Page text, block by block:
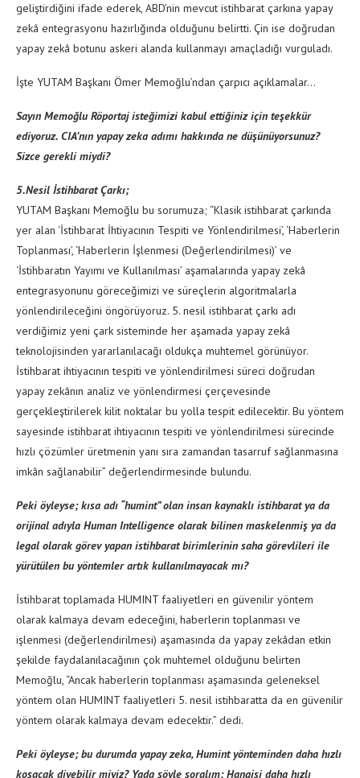
geliştirdiğini ifade ederek, ABD’nin mevcut istihbarat çarkına yapay
zekâ entegrasyonu hazırlığında olduğunu belirtti. Çin ise doğrudan
yapay zekâ botunu askeri alanda kullanmayı amaçladığı vurguladı.
İşte YUTAM Başkanı Ömer Memoğlu’ndan çarpıcı açıklamalar…
Sayın Memoğlu Röportaj isteğimizi kabul ettiğiniz için teşekkür
ediyoruz. CIA’nın yapay zeka adımı hakkında ne düşünüyorsunuz?
Sizce gerekli miydi?
5.Nesil İstihbarat Çarkı;
YUTAM Başkanı Memoğlu bu sorumuza; “Klasik istihbarat çarkında
yer alan ‘İstihbarat İhtiyacının Tespiti ve Yönlendirilmesi’, ‘Haberlerin
Toplanması’, ‘Haberlerin İşlenmesi (Değerlendirilmesi)’ ve
‘İstihbaratın Yayımı ve Kullanılması’ aşamalarında yapay zekâ
entegrasyonunu göreceğimizi ve süreçlerin algoritmalarla
yönlendirileceğini öngörüyoruz. 5. nesil istihbarat çarkı adı
verdiğimiz yeni çark sisteminde her aşamada yapay zekâ
teknolojisinden yararlanılacağı oldukça muhtemel görünüyor.
İstihbarat ihtiyacının tespiti ve yönlendirilmesi süreci doğrudan
yapay zekânın analiz ve yönlendirmesi çerçevesinde
gerçekleştirilerek kilit noktalar bu yolla tespit edilecektir. Bu yöntem
sayesinde istihbarat ihtiyacının tespiti ve yönlendirilmesi sürecinde
hızlı çözümler üretmenin yanı sıra zamandan tasarruf sağlanmasına
imkân sağlanabilir” değerlendirmesinde bulundu.
Peki öyleyse; kısa adı “humint” olan insan kaynaklı istihbarat ya da
orijinal adıyla Human Intelligence olarak bilinen maskelenmiş ya da
legal olarak görev yapan istihbarat birimlerinin saha görevlileri ile
yürütülen bu yöntemler artık kullanılmayacak mı?
İstihbarat toplamada HUMINT faaliyetleri en güvenilir yöntem
olarak kalmaya devam edeceğini, haberlerin toplanması ve
işlenmesi (değerlendirilmesi) aşamasında da yapay zekâdan etkin
şekilde faydalanılacağının çok muhtemel olduğunu belirten
Memoğlu, “Ancak haberlerin toplanması aşamasında geleneksel
yöntem olan HUMINT faaliyetleri 5. nesil istihbaratta da en güvenilir
yöntem olarak kalmaya devam edecektir.” dedi.
Peki öyleyse; bu durumda yapay zeka, Humint yönteminden daha hızlı
koşacak diyebilir miyiz? Yada şöyle soralım; Hangisi daha hızlı